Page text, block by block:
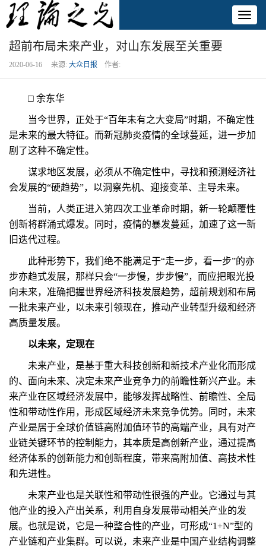
超前布局未来产业，对山东发展至关重要
2020-06-16 来源: 大众日报 作者:
□ 余东华
当今世界，正处于“百年未有之大变局”时期，不确定性
是未来的最大特征。而新冠肺炎疫情的全球蔓延，进一步加
剧了这种不确定性。
谋求地区发展，必须从不确定性中，寻找和预测经济社
会发展的“硬趋势”，以洞察先机、迎接变革、主导未来。
当前，人类正进入第四次工业革命时期，新一轮颠覆性
创新将群涌式爆发。同时，疫情的暴发蔓延，加速了这一新
旧迭代过程。
此种形势下，我们绝不能满足于“走一步，看一步”的亦
步亦趋式发展，那样只会“一步慢，步步慢”，而应把眼光投
向未来，准确把握世界经济科技发展趋势，超前规划和布局
一批未来产业，以未来引领现在，推动产业转型升级和经济
高质量发展。
以未来，定现在
未来产业，是基于重大科技创新和新技术产业化而形成
的、面向未来、决定未来产业竞争力的前瞻性新兴产业。未
来产业在区域经济发展中，能够发挥战略性、前瞻性、全局
性和带动性作用，形成区域经济未来竞争优势。同时，未来
产业是居于全球价值链高附加值环节的高端产业，具有对产
业链关键环节的控制能力，其本质是高创新产业，通过提高
经济体系的创新能力和创新程度，带来高附加值、高技术性
和先进性。
未来产业也是关联性和带动性很强的产业。它通过与其
他产业的投入产出关系，利用自身发展带动相关产业的发
展。也就是说，它是一种整合性的产业，可形成“1+N”型的
产业链和产业集群。可以说，未来产业是中国产业结构调整